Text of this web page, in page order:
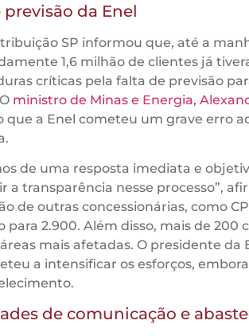
previsão da Enel
SP informou que, até a
1,6 milhão de clientes já
críticas pela falta de previsão
ministro de Minas e Energia,
que a Enel cometeu um grave erro
de uma resposta imediata e
a transparência nesse processo”,
de outras concessionárias, como
para 2.900. Além disso, mais de
áreas mais afetadas. O presidente
a intensificar os esforços,
de comunicação e